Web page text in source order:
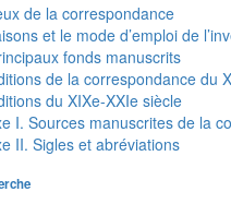
de la correspondance
et le mode d’emploi de
fonds manuscrits
de la correspondance du
du XIXe-XXIe siècle
I. Sources manuscrites de la
II. Sigles et abréviations